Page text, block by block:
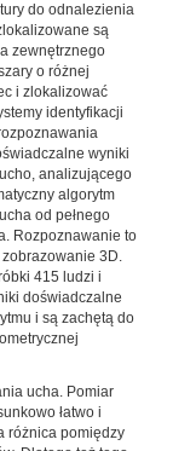
do odnalezienia
są
zewnętrznego
o różnej
i zlokalizować
identyfikacji
wyniki
analizującego
algorytm
od pełnego
Rozpoznawanie to
zobrazowanie 3D.
415 ludzi i
doświadczalne
i są zachętą do
ucha. Pomiar
łatwo i
różnica pomiędzy